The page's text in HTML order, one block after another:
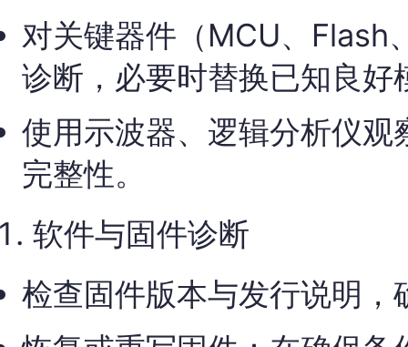
对关键器件（MCU、Flash
诊断，必要时替换已知良好
使用示波器、逻辑分析仪
完整性。
软件与固件诊断
检查固件版本与发行说明